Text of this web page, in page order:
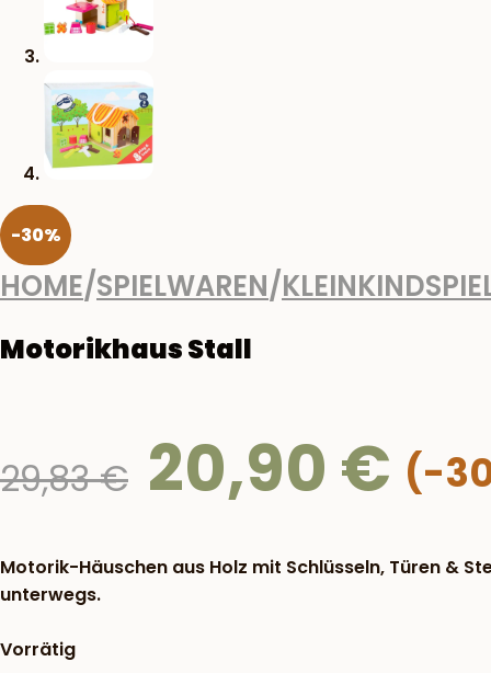
-30%
HOME/SPIELWAREN/
Motorikhaus Stall
29,83€ Ursprünglicher
Preis
29,83 €
20,90 €
Motorik-Häuschen aus Holz mit Schlüsseln, Türen &
unterwegs.
Vorrätig